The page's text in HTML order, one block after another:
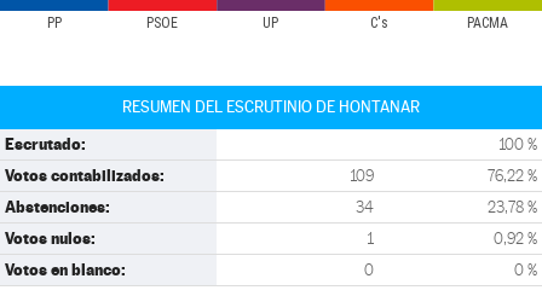
PP PSOE UP C's PACMA
RESUMEN DEL ESCRUTINIO DE HONTANAR
Escrutado: 100 %
Votos contabilizados: 109 76,22 %
Abstenciones: 34 23,78 %
Votos nulos: 1 0,92 %
Votos en blanco: 0 0 %